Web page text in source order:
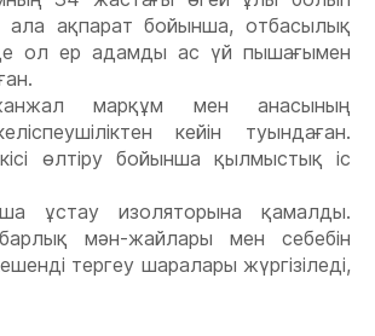
ақпарат бойынша, отбасылық
ол ер адамды ас үй пышағымен
марқұм мен анасының
кейін туындаған.
өлтіру бойынша қылмыстық іс
ұстау изоляторына қамалды.
мән-жайлары мен себебін
тергеу шаралары жүргізіледі,